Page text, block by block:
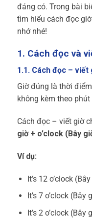
đáng có. Trong bài
tìm hiểu cách đọc
nhớ nhé!
1. Cách đọc và
1.1. Cách đọc – viết
Giờ đúng là thời
không kèm theo
Cách đọc – viết giờ
giờ + o’clock (Bây
Ví dụ:
It’s 12 o’clock
It’s 7 o’clock
It’s 2 o’clock (Bây